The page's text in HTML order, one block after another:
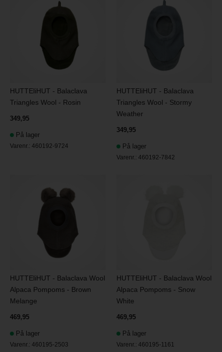
HUTTEliHUT - Balaclava
Triangles Wool - Rosin
349,95
På lager
Varenr.:460192-9724
HUTTEliHUT - Balaclava
Triangles Wool - Stormy
Weather
349,95
På lager
Varenr.:460192-7842
HUTTEliHUT - Balaclava Wool
Alpaca Pompoms - Brown
Melange
469,95
På lager
Varenr.:460195-2503
HUTTEliHUT - Balaclava Wool
Alpaca Pompoms - Snow
White
469,95
På lager
Varenr.:460195-1161